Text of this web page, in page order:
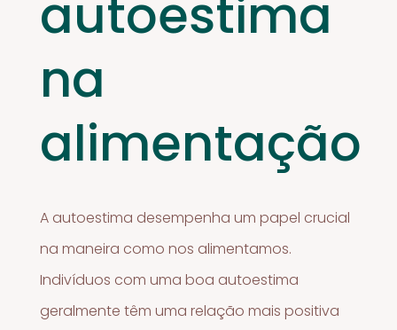
autoestima
na
alimentação
A autoestima desempenha um papel crucial
na maneira como nos alimentamos.
Indivíduos com uma boa autoestima
geralmente têm uma relação mais positiva